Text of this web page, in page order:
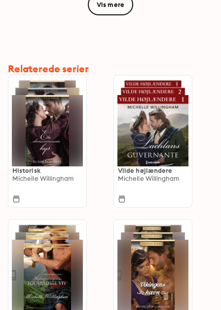
Vis mere
Relaterede serier
Historisk
Michelle Willingham
Vilde højlændere
Michelle Willingham